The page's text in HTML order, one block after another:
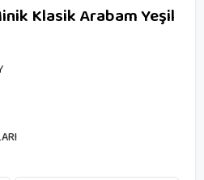
Klasik Arabam Yeşil